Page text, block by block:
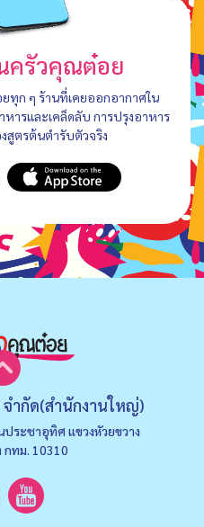
ครัวคุณต๋อย
ยทุก ๆ ร้านที่เคยออกอากาศใน
ารและเคล็ดลับ การปรุงอาหาร
งสูตรต้นตำรับตัวจริง
ำกัด(สำนักงานใหญ่)
ระชาอุทิศ แขวงหัวยขวาง
กทม. 10310